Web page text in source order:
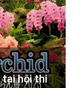
tại hội thi